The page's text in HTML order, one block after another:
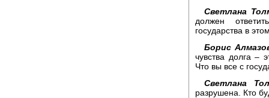
Светлана
должен
государства в
Борис
чувства долга –
Что вы все с
Светлана
разрушена. Кто